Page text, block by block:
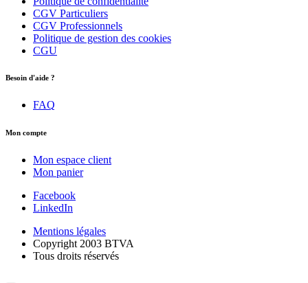
CGV Particuliers
CGV Professionnels
Politique de gestion des cookies
CGU
Besoin d'aide ?
FAQ
Mon compte
Mon espace client
Mon panier
Facebook
LinkedIn
Mentions légales
Copyright 2003 BTVA
Tous droits réservés